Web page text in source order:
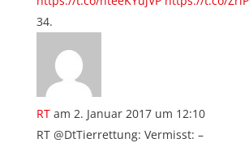
RT am 2. Januar 2017 um 12:10
RT @DtTierrettung: Vermisst: –